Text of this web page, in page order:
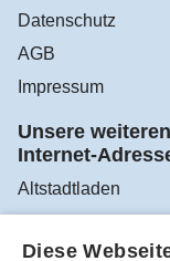
Datenschutz
AGB
Impressum
Unsere weiteren
Internet-
Altstadtladen
Diese